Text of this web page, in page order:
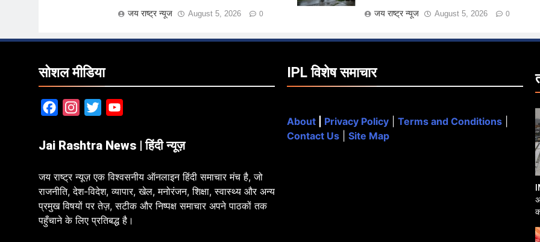
जय राष्ट्र न्यूज August 5, 2026 0 जय राष्ट्र न्यूज August 5, 2026 0
सोशल मीडिया
FacebookInstagram
Twitter
Jai Rashtra News | हिंदी न्यूज़
जय राष्ट्र न्यूज़ एक विश्वसनीय ऑनलाइन हिंदी समाचार मंच है, जो
राजनीति, देश-विदेश, व्यापार, खेल, मनोरंजन, शिक्षा, स्वास्थ्य और अन्य
प्रमुख विषयों पर तेज़, सटीक और निष्पक्ष समाचार अपने पाठकों तक
पहुँचाने के लिए प्रतिबद्ध है।
IPL विशेष समाचार
About Privacy Policy Terms and Conditions
Contact Us
Site Map